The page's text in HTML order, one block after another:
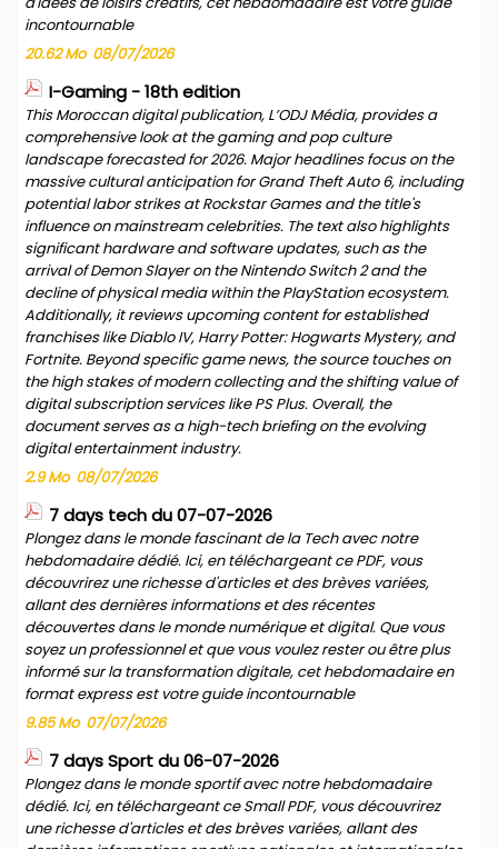
incontournable
20.62 Mo 08/07/2026
I-Gaming - 18th edition
This Moroccan digital publication, L’ODJ Média, provides a
comprehensive look at the gaming and pop culture
landscape forecasted for 2026. Major headlines focus on the
massive cultural anticipation for Grand Theft Auto 6, including
potential labor strikes at Rockstar Games and the title's
influence on mainstream celebrities. The text also highlights
significant hardware and software updates, such as the
arrival of Demon Slayer on the Nintendo Switch 2 and the
decline of physical media within the PlayStation ecosystem.
Additionally, it reviews upcoming content for established
franchises like Diablo IV, Harry Potter: Hogwarts Mystery, and
Fortnite. Beyond specific game news, the source touches on
the high stakes of modern collecting and the shifting value of
digital subscription services like PS Plus. Overall, the
document serves as a high-tech briefing on the evolving
digital entertainment industry.
2.9 Mo 08/07/2026
7 days tech du 07-07-2026
Plongez dans le monde fascinant de la Tech avec notre
hebdomadaire dédié. Ici, en téléchargeant ce PDF, vous
découvrirez une richesse d'articles et des brèves variées,
allant des dernières informations et des récentes
découvertes dans le monde numérique et digital. Que vous
soyez un professionnel et que vous voulez rester ou être plus
informé sur la transformation digitale, cet hebdomadaire en
format express est votre guide incontournable
9.85 Mo 07/07/2026
7 days Sport du 06-07-2026
Plongez dans le monde sportif avec notre hebdomadaire
dédié. Ici, en téléchargeant ce Small PDF, vous découvrirez
une richesse d'articles et des brèves variées, allant des